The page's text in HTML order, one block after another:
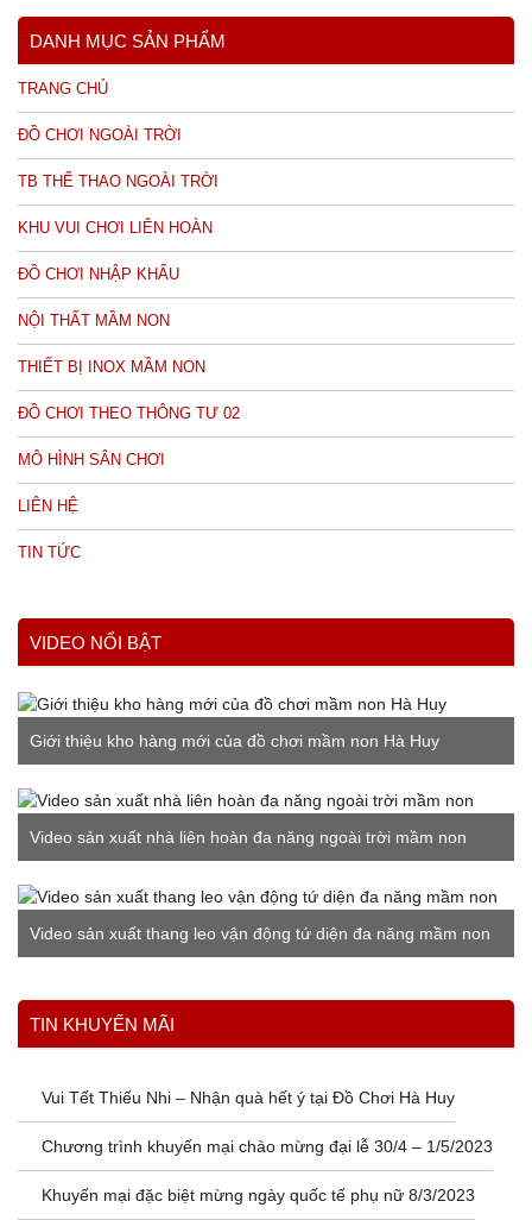
DANH MỤC SẢN PHẨM
TRANG CHỦ
ĐỒ CHƠI NGOÀI TRỜI
TB THỂ THAO NGOÀI TRỜI
KHU VUI CHƠI LIÊN HOÀN
ĐỒ CHƠI NHẬP KHẨU
NỘI THẤT MẦM NON
THIẾT BỊ INOX MẦM NON
ĐỒ CHƠI THEO THÔNG TƯ 02
MÔ HÌNH SÂN CHƠI
LIÊN HỆ
TIN TỨC
VIDEO NỔI BẬT
Giới thiệu kho hàng mới của đồ chơi mầm non Hà Huy
Video sản xuất nhà liên hoàn đa năng ngoài trời mầm non
Video sản xuất thang leo vận động tứ diện đa năng mầm non
Xem thêm
TIN KHUYẾN MÃI
Vui Tết Thiếu Nhi – Nhận quà hết ý tại Đồ Chơi Hà Huy
Chương trình khuyến mại chào mừng đại lễ 30/4 – 1/5/2023
Khuyến mại đặc biệt mừng ngày quốc tế phụ nữ 8/3/2023